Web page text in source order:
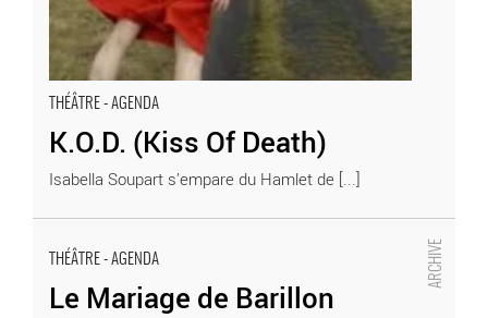
THÉÂTRE - AGENDA
K.O.D. (Kiss Of Death)
Isabella Soupart s’empare du Hamlet de [...]
THÉÂTRE - AGENDA
Le Mariage de Barillon